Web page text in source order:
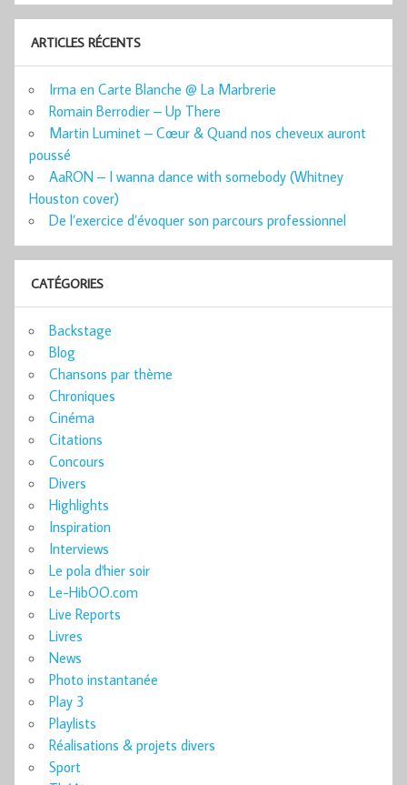
ARTICLES RÉCENTS
Irma en Carte Blanche @ La Marbrerie
Romain Berrodier – Up There
Martin Luminet – Cœur & Quand nos cheveux auront
poussé
AaRON – I wanna dance with somebody (Whitney
Houston cover)
De l’exercice d’évoquer son parcours professionnel
CATÉGORIES
Backstage
Blog
Chansons par thème
Chroniques
Cinéma
Citations
Concours
Divers
Highlights
Inspiration
Interviews
Le pola d'hier soir
Le-HibOO.com
Live Reports
Livres
News
Photo instantanée
Play 3
Playlists
Réalisations & projets divers
Sport